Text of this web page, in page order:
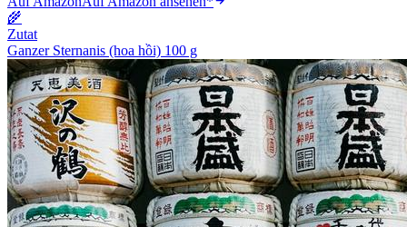
🌾
Zutat
Ganzer Sternanis (hoa hồi) 100 g